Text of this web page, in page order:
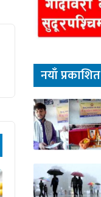
नयाँ प्रकाशित